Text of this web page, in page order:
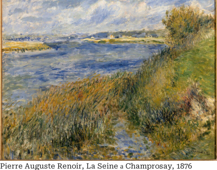
Pierre Auguste Renoir, La Seine а Champrosay, 1876